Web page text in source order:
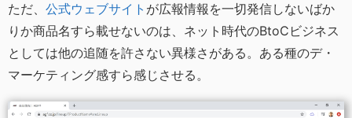
ただ、 公式ウェブサイト が広報情報を一切発信しないばか
りか商品名すら載せないのは、ネット時代のBtoCビジネス
としては他の追随を許さない異様さがある。ある種のデ・
マーケティング感すら感じさせる。